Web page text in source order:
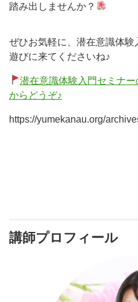
踏み出しませんか？
ぜひお気軽に、潜在意識体験
遊びに来てくださいね♪
潜在意識体験入門セミナ
からどうぞ♪
https://yumekanau.org/
講師プロフィール